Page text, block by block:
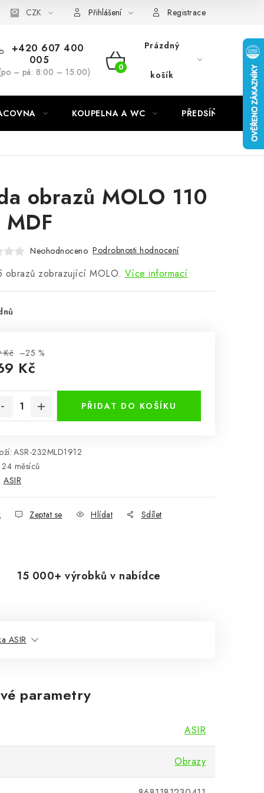
CZK Přihlášení Registrace
+420 607 400
005
(po – pá: 8:00 – 15:00)
NÁKUPNÍ
Prázdný
košík
KOUPELNA A WC PŘEDSÍŇ
obrazů MOLO 110
MDF
Neohodnoceno Podrobnosti hodnocení
obrazů zobrazující MOLO. Více informací
Kč –25 %
Kč
PŘIDAT DO KOŠÍKU
ASR-232MLD1912
24 měsíců
ASIR
Zeptat se Hlídat Sdílet
15 000+ výrobků v nabídce
ASIR
parametry
ASIR
Obrazy